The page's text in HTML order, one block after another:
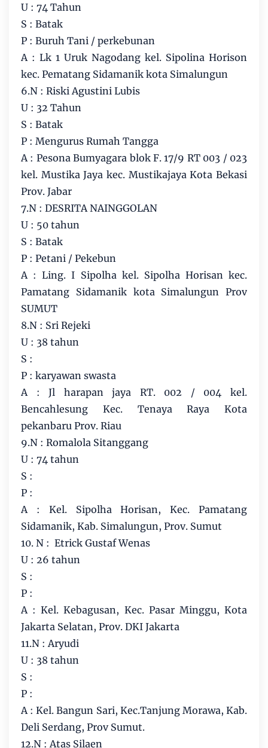
U : 74 Tahun
S : Batak
P : Buruh Tani / perkebunan
A : Lk 1 Uruk Nagodang kel. Sipolina Horison
kec. Pematang Sidamanik kota Simalungun
6.N : Riski Agustini Lubis
U : 32 Tahun
S : Batak
P : Mengurus Rumah Tangga
A : Pesona Bumyagara blok F. 17/9 RT 003 / 023
kel. Mustika Jaya kec. Mustikajaya Kota Bekasi
Prov. Jabar
7.N : DESRITA NAINGGOLAN
U : 50 tahun
S : Batak
P : Petani / Pekebun
A : Ling. I Sipolha kel. Sipolha Horisan kec.
Pamatang Sidamanik kota Simalungun Prov
SUMUT
8.N : Sri Rejeki
U : 38 tahun
S :
P : karyawan swasta
A : Jl harapan jaya RT. 002 / 004 kel.
Bencahlesung Kec. Tenaya Raya Kota
pekanbaru Prov. Riau
9.N : Romalola Sitanggang
U : 74 tahun
S :
P :
A : Kel. Sipolha Horisan, Kec. Pamatang
Sidamanik, Kab. Simalungun, Prov. Sumut
10. N : Etrick Gustaf Wenas
U : 26 tahun
S :
P :
A : Kel. Kebagusan, Kec. Pasar Minggu, Kota
Jakarta Selatan, Prov. DKI Jakarta
11.N : Aryudi
U : 38 tahun
S :
P :
A : Kel. Bangun Sari, Kec.Tanjung Morawa, Kab.
Deli Serdang, Prov Sumut.
12.N : Atas Silaen